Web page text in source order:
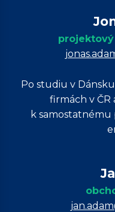
Po studiu v
firmách v ČR
k